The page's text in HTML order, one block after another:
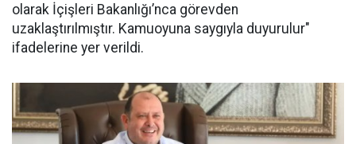
olarak İçişleri Bakanlığı’nca görevden
uzaklaştırılmıştır. Kamuoyuna saygıyla duyurulur"
ifadelerine yer verildi.